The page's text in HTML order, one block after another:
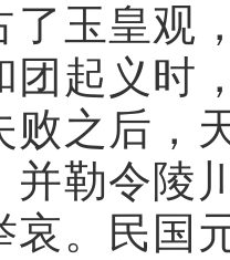
了玉皇观
团起义时
败之后，
并勒令陵
哀。民国